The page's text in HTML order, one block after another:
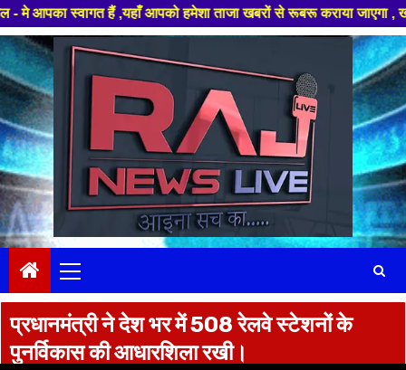
आपको हमेशा ताजा खबरों से रूबरू कराया जाएगा , खबर ओर विज्ञापन
Skip
to
content
Menu
प्रधानमंत्री ने देश भर में 508 रेलवे स्टेशनों के
पुनर्विकास की आधारशिला रखी।